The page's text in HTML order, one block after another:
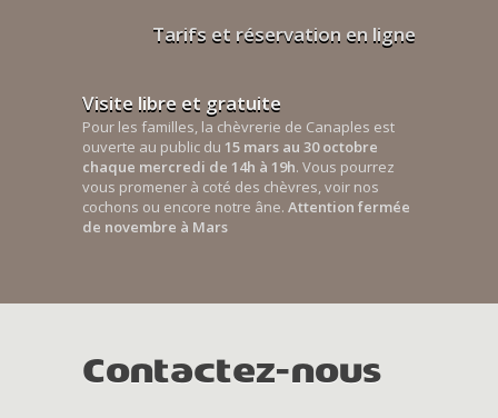
Tarifs et réservation en ligne
Visite libre et gratuite
Pour les familles, la chèvrerie de Canaples est
ouverte au public du 15 mars au 30 octobre
chaque mercredi de 14h à 19h. Vous pourrez
vous promener à coté des chèvres, voir nos
cochons ou encore notre âne. Attention fermée
de novembre à Mars
Contactez-nous